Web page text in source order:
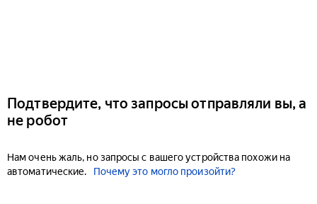
Подтвердите, что запросы отправляли вы, а
не робот
Нам очень жаль, но запросы с вашего устройства похожи на
автоматические.
Почему это могло произойти?